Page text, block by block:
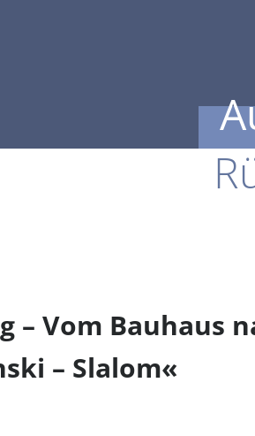
– Vom Bauhaus
– Slalom«